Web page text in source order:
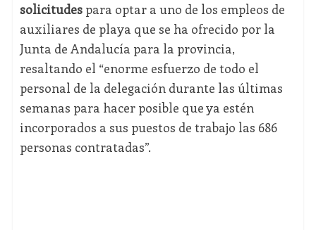
solicitudespara optar a uno de los empleos de
auxiliares de playa que se ha ofrecido por la
Junta de Andalucía para la provincia,
resaltando el “enorme esfuerzo de todo el
personal de la delegación durante las últimas
semanas para hacer posible que ya estén
incorporados a sus puestos de trabajo las 686
personas contratadas”.